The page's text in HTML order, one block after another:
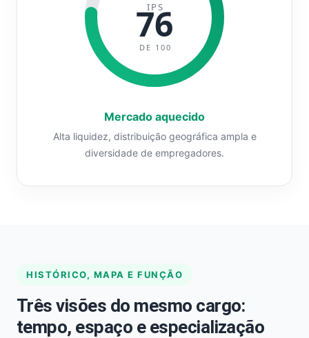
IPS
76
DE 100
Mercado aquecido
Alta liquidez, distribuição geográfica ampla e
diversidade de empregadores.
HISTÓRICO, MAPA E FUNÇÃO
Três visões do mesmo cargo:
tempo, espaço e especialização